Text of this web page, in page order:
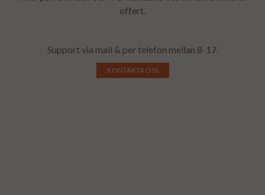
offert.
Support via mail & per telefon mellan 8-17.
KONTAKTA OSS